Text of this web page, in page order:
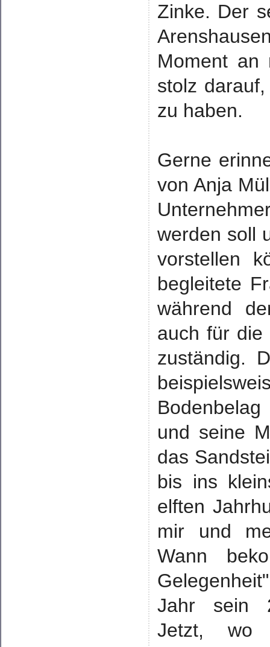
Zinke. Der
Moment an
stolz
zu haben.
Gerne
von Anja
werden soll
vorstellen
begleitete
während
auch für die
zuständig.
und seine
das
bis ins
elften
mir und
Wann
Jahr sein
Jetzt, wo